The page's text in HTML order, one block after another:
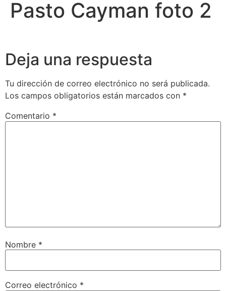
Pasto Cayman foto 2
Deja una respuesta
Tu dirección de correo electrónico no será publicada.
Los campos obligatorios están marcados con *
Comentario *
Nombre *
Correo electrónico *